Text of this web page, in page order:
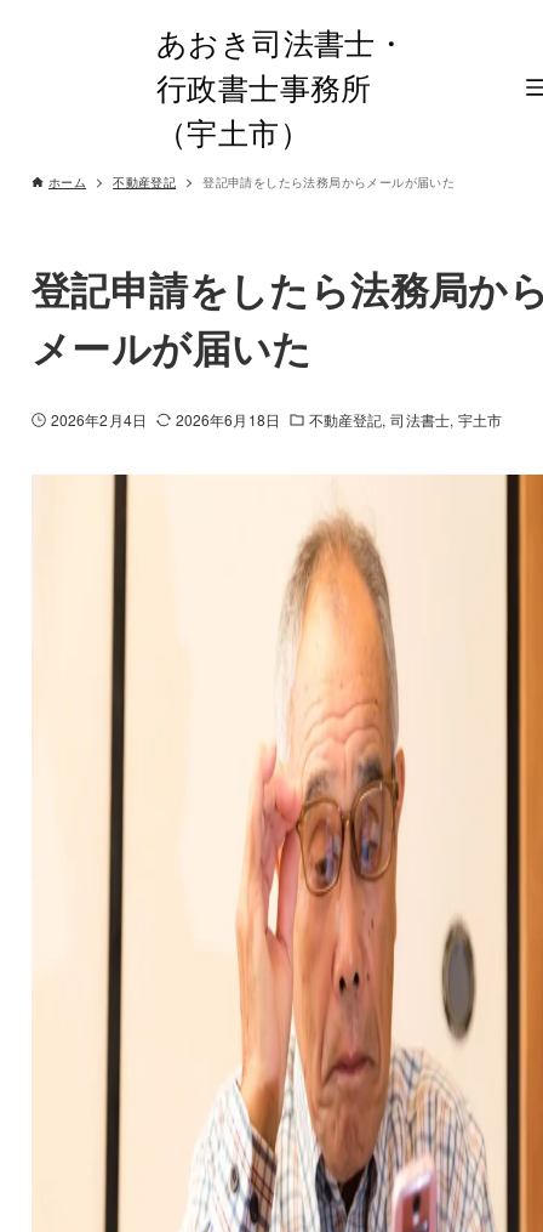
あおき司法書士・
行政書士事務所
（宇土市）
ホーム 不動産登記 登記申請をしたら法務局からメールが届いた
登記申請をしたら法務局か
メールが届いた
2026年2月4日 2026年6月18日 不動産登記 司法書士 宇土市